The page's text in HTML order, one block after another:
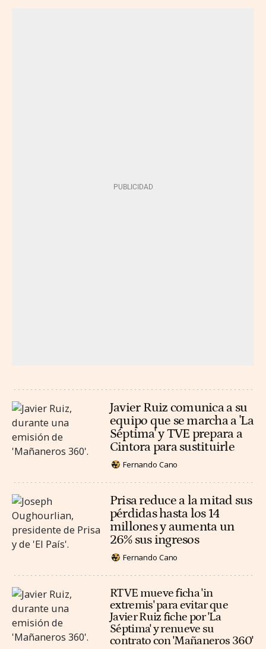
Javier Ruiz comunica a su
equipo que se marcha a 'La
Séptima' y TVE prepara a
Cintora para sustituirle
Fernando Cano
Prisa reduce a la mitad sus
pérdidas hasta los 14
millones y aumenta un
26% sus ingresos
Fernando Cano
RTVE mueve ficha 'in
extremis' para evitar que
Javier Ruiz fiche por 'La
Séptima' y renueve su
contrato con 'Mañaneros 360'